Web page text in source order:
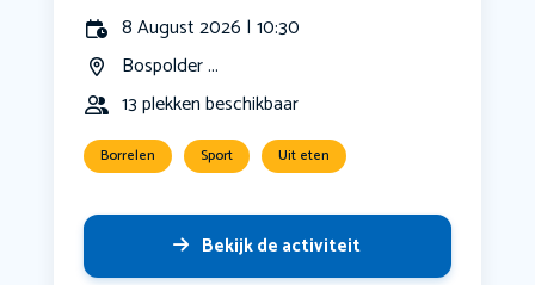
8 August 2026 | 10:30
Bospolder ...
13 plekken beschikbaar
Borrelen Sport Uit eten
Bekijk de activiteit